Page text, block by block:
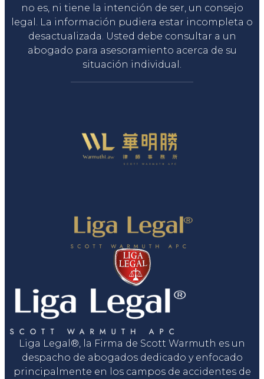
no es, ni tiene la intención de ser, un consejo
legal. La información pudiera estar incompleta o
desactualizada. Usted debe consultar a un
abogado para asesoramiento acerca de su
situación individual.
Liga Legal®, la Firma de Scott Warmuth es un
despacho de abogados dedicado y enfocado
principalmente en los campos de accidentes de